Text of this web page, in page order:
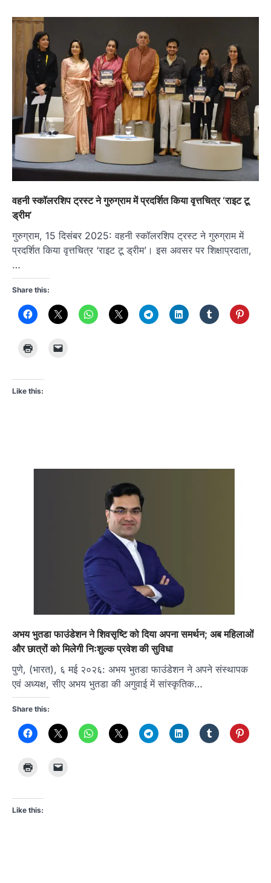
वहनी स्कॉलरशिप ट्रस्ट ने गुरुग्राम में प्रदर्शित किया वृत्तचित्र ‘राइट टू
ड्रीम’
गुरुग्राम, 15 दिसंबर 2025: वहनी स्कॉलरशिप ट्रस्ट ने गुरुग्राम में
प्रदर्शित किया वृत्तचित्र ‘राइट टू ड्रीम’। इस अवसर पर शिक्षाप्रदाता,
…
Share this:
Like this:
अभय भुतडा फाउंडेशन ने शिवसृष्टि को दिया अपना समर्थन; अब महिलाओं
और छात्रों को मिलेगी निःशुल्क प्रवेश की सुविधा
पुणे, (भारत), ६ मई २०२६: अभय भुतडा फाउंडेशन ने अपने संस्थापक
एवं अध्यक्ष, सीए अभय भुतडा की अगुवाई में सांस्कृतिक…
Share this:
Like this: